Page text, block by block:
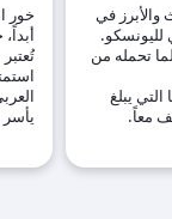
والأبرز في
لليونسكو.
تحمله من
التي يبلغ
معاً.
خور